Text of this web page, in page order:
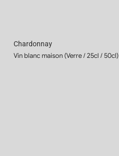
Chardonnay
Vin blanc maison (Verre / 25cl / 50cl)